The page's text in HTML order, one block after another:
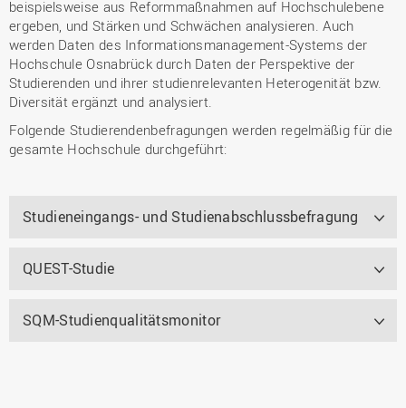
beispielsweise aus Reformmaßnahmen auf Hochschulebene
ergeben, und Stärken und Schwächen analysieren. Auch
werden Daten des Informationsmanagement-Systems der
Hochschule Osnabrück durch Daten der Perspektive der
Studierenden und ihrer studienrelevanten Heterogenität bzw.
Diversität ergänzt und analysiert.
Folgende Studierendenbefragungen werden regelmäßig für die
gesamte Hochschule durchgeführt:
Studieneingangs- und Studienabschlussbefragung
QUEST-Studie
SQM-Studienqualitätsmonitor